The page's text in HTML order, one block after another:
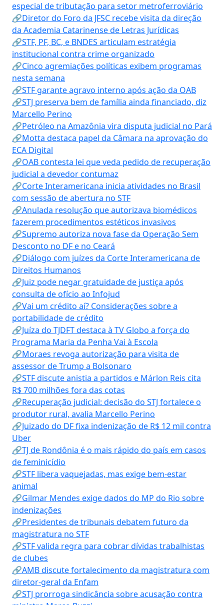
especial de tributação para setor metroferroviário
🔗Diretor do Foro da JFSC recebe visita da direção
da Academia Catarinense de Letras Jurídicas
🔗STF, PF, BC, e BNDES articulam estratégia
institucional contra crime organizado
🔗Cinco agremiações políticas exibem programas
nesta semana
🔗STF garante agravo interno após ação da OAB
🔗STJ preserva bem de família ainda financiado, diz
Marcello Perino
🔗Petróleo na Amazônia vira disputa judicial no Pará
🔗Motta destaca papel da Câmara na aprovação do
ECA Digital
🔗OAB contesta lei que veda pedido de recuperação
judicial a devedor contumaz
🔗Corte Interamericana inicia atividades no Brasil
com sessão de abertura no STF
🔗Anulada resolução que autorizava biomédicos
fazerem procedimentos estéticos invasivos
🔗Supremo autoriza nova fase da Operação Sem
Desconto no DF e no Ceará
🔗Diálogo com juízes da Corte Interamericana de
Direitos Humanos
🔗Juiz pode negar gratuidade de justiça após
consulta de ofício ao Infojud
🔗Vai um crédito aí? Considerações sobre a
portabilidade de crédito
🔗Juíza do TJDFT destaca à TV Globo a força do
Programa Maria da Penha Vai à Escola
🔗Moraes revoga autorização para visita de
assessor de Trump a Bolsonaro
🔗STF discute anistia a partidos e Márlon Reis cita
R$ 700 milhões fora das cotas
🔗Recuperação judicial: decisão do STJ fortalece o
produtor rural, avalia Marcello Perino
🔗Juizado do DF fixa indenização de R$ 12 mil contra
Uber
🔗TJ de Rondônia é o mais rápido do país em casos
de feminicídio
🔗STF libera vaquejadas, mas exige bem-estar
animal
🔗Gilmar Mendes exige dados do MP do Rio sobre
indenizações
🔗Presidentes de tribunais debatem futuro da
magistratura no STF
🔗STF valida regra para cobrar dívidas trabalhistas
de clubes
🔗AMB discute fortalecimento da magistratura com
diretor-geral da Enfam
🔗STJ prorroga sindicância sobre acusação contra